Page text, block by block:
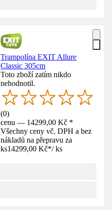
Trampolína EXIT Allure
Classic 305cm
Toto zboží zatím nikdo
nehodnotil.
(0)
cenu — 14299,00 Kč *
Všechny ceny vč. DPH a bez
nákladů na přepravu za
ks14299,00 Kč*/ ks